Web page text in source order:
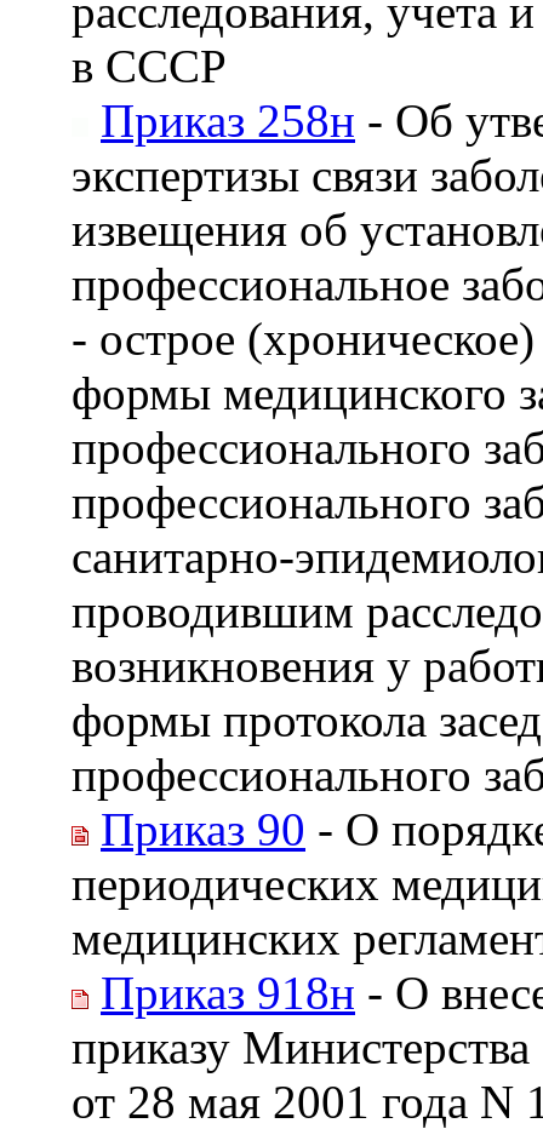
расследования, учета
в СССР
Приказ 258н - Об
экспертизы связи
извещения об
профессиональное
- острое
формы медицинского
профессионального
профессионального
санитарно-
проводившим
возникновения у
формы протокола
профессионального
Приказ 90 - О
периодических
медицинских
Приказ 918н - О
приказу
от 28 мая 2001 года N